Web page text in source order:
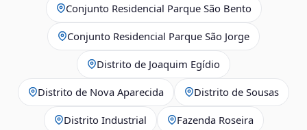
Conjunto Residencial Parque São Bento
Conjunto Residencial Parque São Jorge
Distrito de Joaquim Egídio
Distrito de Nova Aparecida Distrito de Sousas
Distrito Industrial Fazenda Roseira